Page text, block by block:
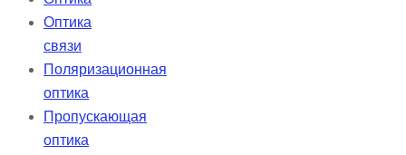
Оптика
связи
Поляризационная
оптика
Пропускающая
оптика